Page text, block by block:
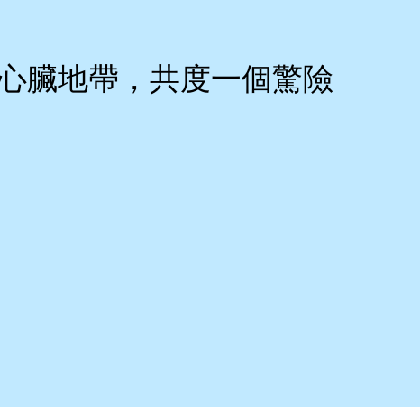
臟地帶，共度一個驚險